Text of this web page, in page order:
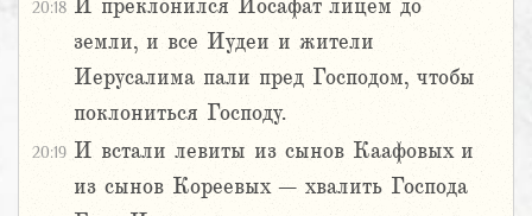
20:18 И преклонился Иосафат лицем до
земли, и все Иудеи и жители
Иерусалима пали пред Господом, чтобы
поклониться Господу.
20:19 И встали левиты из сынов Каафовых и
из сынов Кореевых – хвалить Господа